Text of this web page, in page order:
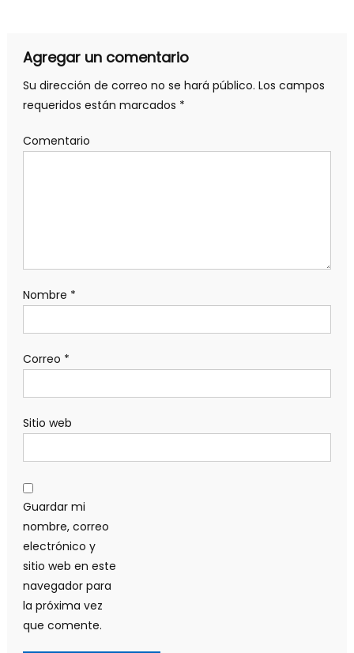
Agregar un comentario
Su dirección de correo no se hará público. Los campos
requeridos están marcados *
Comentario
Nombre *
Correo *
Sitio web
Guardar mi
nombre, correo
electrónico y
sitio web en este
navegador para
la próxima vez
que comente.